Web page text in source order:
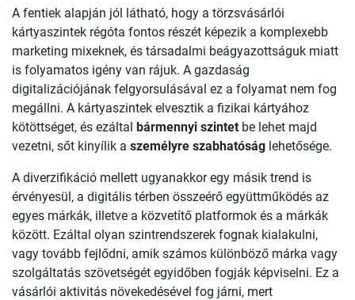
A fentiek alapján jól látható, hogy a törzsvásárlói
kártyaszintek régóta fontos részét képezik a komplexebb
marketing mixeknek, és társadalmi beágyazottságuk miatt
is folyamatos igény van rájuk. A gazdaság
digitalizációjának felgyorsulásával ez a folyamat nem fog
megállni. A kártyaszintek elvesztik a fizikai kártyához
kötöttséget, és ezáltal bármennyi szintet be lehet majd
vezetni, sőt kinyílik a személyre szabhatóság lehetősége.
A diverzifikáció mellett ugyanakkor egy másik trend is
érvényesül, a digitális térben összeérő együttműködés az
egyes márkák, illetve a közvetítő platformok és a márkák
között. Ezáltal olyan szintrendszerek fognak kialakulni,
vagy tovább fejlődni, amik számos különböző márka vagy
szolgáltatás szövetségét egyidőben fogják képviselni. Ez a
vásárlói aktivitás növekedésével fog járni, mert